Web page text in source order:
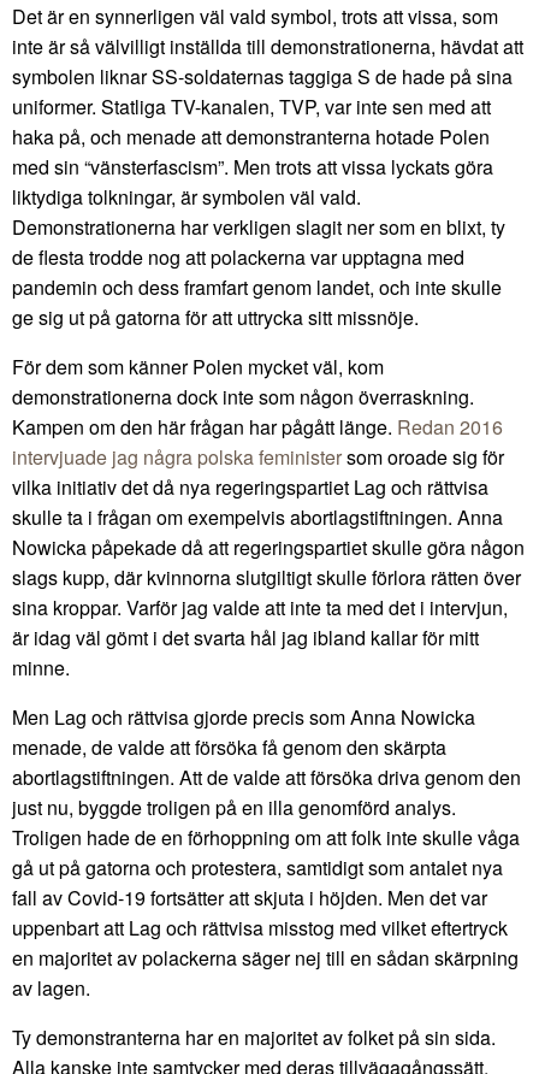
Det är en synnerligen väl vald symbol, trots att vissa, som
inte är så välvilligt inställda till demonstrationerna, hävdat att
symbolen liknar SS-soldaternas taggiga S de hade på sina
uniformer. Statliga TV-kanalen, TVP, var inte sen med att
haka på, och menade att demonstranterna hotade Polen
med sin “vänsterfascism”. Men trots att vissa lyckats göra
liktydiga tolkningar, är symbolen väl vald.
Demonstrationerna har verkligen slagit ner som en blixt, ty
de flesta trodde nog att polackerna var upptagna med
pandemin och dess framfart genom landet, och inte skulle
ge sig ut på gatorna för att uttrycka sitt missnöje.
För dem som känner Polen mycket väl, kom
demonstrationerna dock inte som någon överraskning.
Kampen om den här frågan har pågått länge. Redan 2016
intervjuade jag några polska feministersom oroade sig för
vilka initiativ det då nya regeringspartiet Lag och rättvisa
skulle ta i frågan om exempelvis abortlagstiftningen. Anna
Nowicka påpekade då att regeringspartiet skulle göra någon
slags kupp, där kvinnorna slutgiltigt skulle förlora rätten över
sina kroppar. Varför jag valde att inte ta med det i intervjun,
är idag väl gömt i det svarta hål jag ibland kallar för mitt
minne.
Men Lag och rättvisa gjorde precis som Anna Nowicka
menade, de valde att försöka få genom den skärpta
abortlagstiftningen. Att de valde att försöka driva genom den
just nu, byggde troligen på en illa genomförd analys.
Troligen hade de en förhoppning om att folk inte skulle våga
gå ut på gatorna och protestera, samtidigt som antalet nya
fall av Covid-19 fortsätter att skjuta i höjden. Men det var
uppenbart att Lag och rättvisa misstog med vilket eftertryck
en majoritet av polackerna säger nej till en sådan skärpning
av lagen.
Ty demonstranterna har en majoritet av folket på sin sida.
Alla kanske inte samtycker med deras tillvägagångssätt,